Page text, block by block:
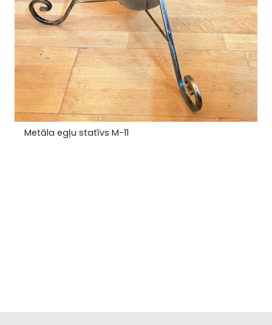
Metāla egļu statīvs M-11